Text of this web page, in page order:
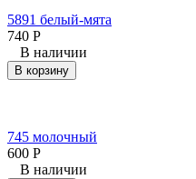
5891 белый-мята
740 Р
В наличии
В корзину
745 молочный
600 Р
В наличии